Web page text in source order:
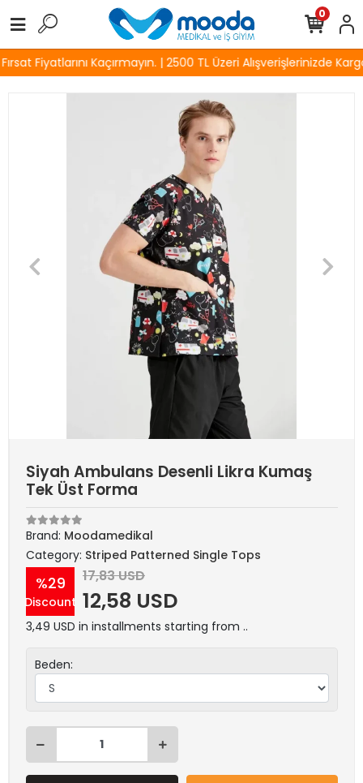
Fiyatlarını Kaçırmayın. | 2500 TL Üzeri Alışverişlerinizde
0
Siyah Ambulans Desenli Likra Kumaş
Tek Üst Forma
Brand: Moodamedikal
Category: Striped Patterned Single Tops
%29
Discount
17,83 USD
12,58 USD
3,49 USD in installments starting from ..
Beden: